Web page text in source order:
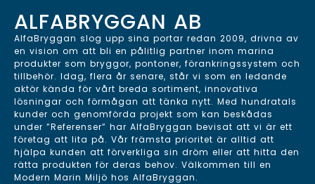
ALFABRYGGAN AB
AlfaBryggan slog upp sina portar redan 2009, drivna av
en vision om att bli en pålitlig partner inom marina
produkter som bryggor, pontoner, förankringssystem och
tillbehör. Idag, flera år senare, står vi som en ledande
aktör kända för vårt breda sortiment, innovativa
lösningar och förmågan att tänka nytt. Med hundratals
kunder och genomförda projekt som kan beskådas
under ”Referenser” har AlfaBryggan bevisat att vi är ett
företag att lita på. Vår främsta prioritet är alltid att
hjälpa kunden att förverkliga sin dröm eller att hitta den
rätta produkten för deras behov. Välkommen till en
Modern Marin Miljö hos AlfaBryggan.